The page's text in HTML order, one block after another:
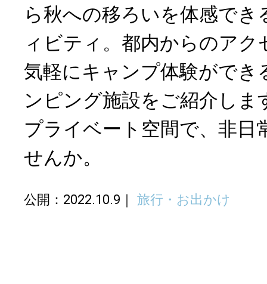
ら秋への移ろいを体感でき
ィビティ。都内からのアク
気軽にキャンプ体験ができ
ンピング施設をご紹介しま
プライベート空間で、非日
せんか。
公開：2022.10.9 旅行・お出かけ